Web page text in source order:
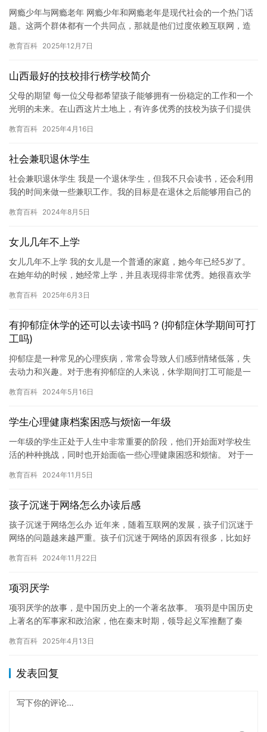
网瘾少年与网瘾老年 网瘾少年和网瘾老年是现代社会的一个热门话
题。这两个群体都有一个共同点，那就是他们过度依赖互联网，造
戏、社…
教育百科 2025年12月7日
山西最好的技校排行榜学校简介
父母的期望 每一位父母都希望孩子能够拥有一份稳定的工作和一个
光明的未来。在山西这片土地上，有许多优秀的技校为孩子们提供
合素…
教育百科 2025年4月16日
社会兼职退休学生
社会兼职退休学生 我是一个退休学生，但我不只会读书，还会利用
我的时间来做一些兼职工作。我的目标是在退休之后能够用自己的
选…
教育百科 2024年8月5日
女儿几年不上学
女儿几年不上学 我的女儿是一个普通的家庭，她今年已经5岁了。
在她年幼的时候，她经常上学，并且表现得非常优秀。她很喜欢学
学。…
教育百科 2025年6月3日
有抑郁症休学的还可以去读书吗？(抑郁症休学期间可打
工吗)
抑郁症是一种常见的心理疾病，常常会导致人们感到情绪低落，失
去动力和兴趣。对于患有抑郁症的人来说，休学期间打工可能是一
吗，并…
教育百科 2024年5月16日
学生心理健康档案困惑与烦恼一年级
一年级的学生正处于人生中非常重要的阶段，他们开始面对学校生
活的种种挑战，同时也开始面临一些心理健康困惑和烦恼。 对于一
教育百科 2024年11月5日
孩子沉迷于网络怎么办读后感
孩子沉迷于网络怎么办 近年来，随着互联网的发展，孩子们沉迷于
网络的问题越来越严重。孩子们沉迷于网络的原因有很多，比如好
办？…
教育百科 2024年11月22日
项羽厌学
项羽厌学的故事，是中国历史上的一个著名故事。 项羽是中国历史
上著名的军事家和政治家，他在秦末时期，领导起义军推翻了秦
情况。…
教育百科 2025年4月13日
发表回复